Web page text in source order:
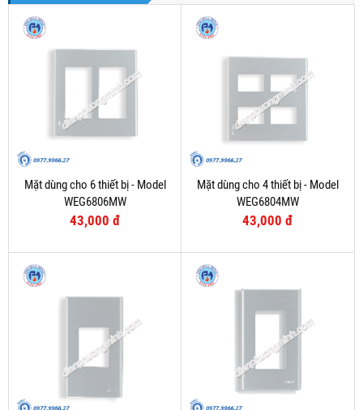
Mặt dùng cho 6 thiết bị - Model
WEG6806MW
43,000 đ
Mặt dùng cho 4 thiết bị - Model
WEG6804MW
43,000 đ